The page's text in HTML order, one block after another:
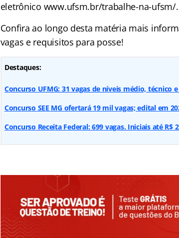
eletrônico www.ufsm.br/trabalhe-na-ufsm/.
Confira ao longo desta matéria mais
vagas e requisitos para posse!
Destaques:
Concurso UFMG: 31 vagas de níveis médio, técnico
Concurso SEE MG ofertará 19 mil vagas; edital em
Concurso Receita Federal: 699 vagas. Iniciais até R$